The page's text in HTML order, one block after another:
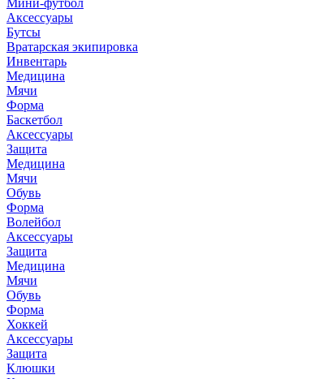
Мини-футбол
Аксессуары
Бутсы
Вратарская экипировка
Инвентарь
Медицина
Мячи
Форма
Баскетбол
Аксессуары
Защита
Медицина
Мячи
Обувь
Форма
Волейбол
Аксессуары
Защита
Медицина
Мячи
Обувь
Форма
Хоккей
Аксессуары
Защита
Клюшки